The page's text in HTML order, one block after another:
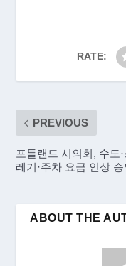
RATE:
PREVIOUS
포틀랜드 시의회, 수도·
레기·주차 요금 인상 승
ABOUT THE